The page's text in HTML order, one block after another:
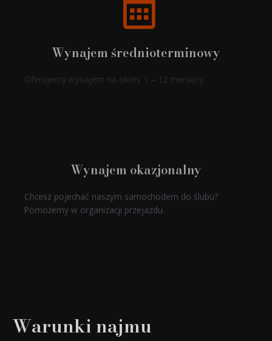
Wynajem średnioterminowy
Oferujemy wynajem na okres 1 – 12 miesięcy.
Wynajem okazjonalny
Chcesz pojechać naszym samochodem do ślubu?
Pomożemy w organizacji przejazdu.
Warunki najmu